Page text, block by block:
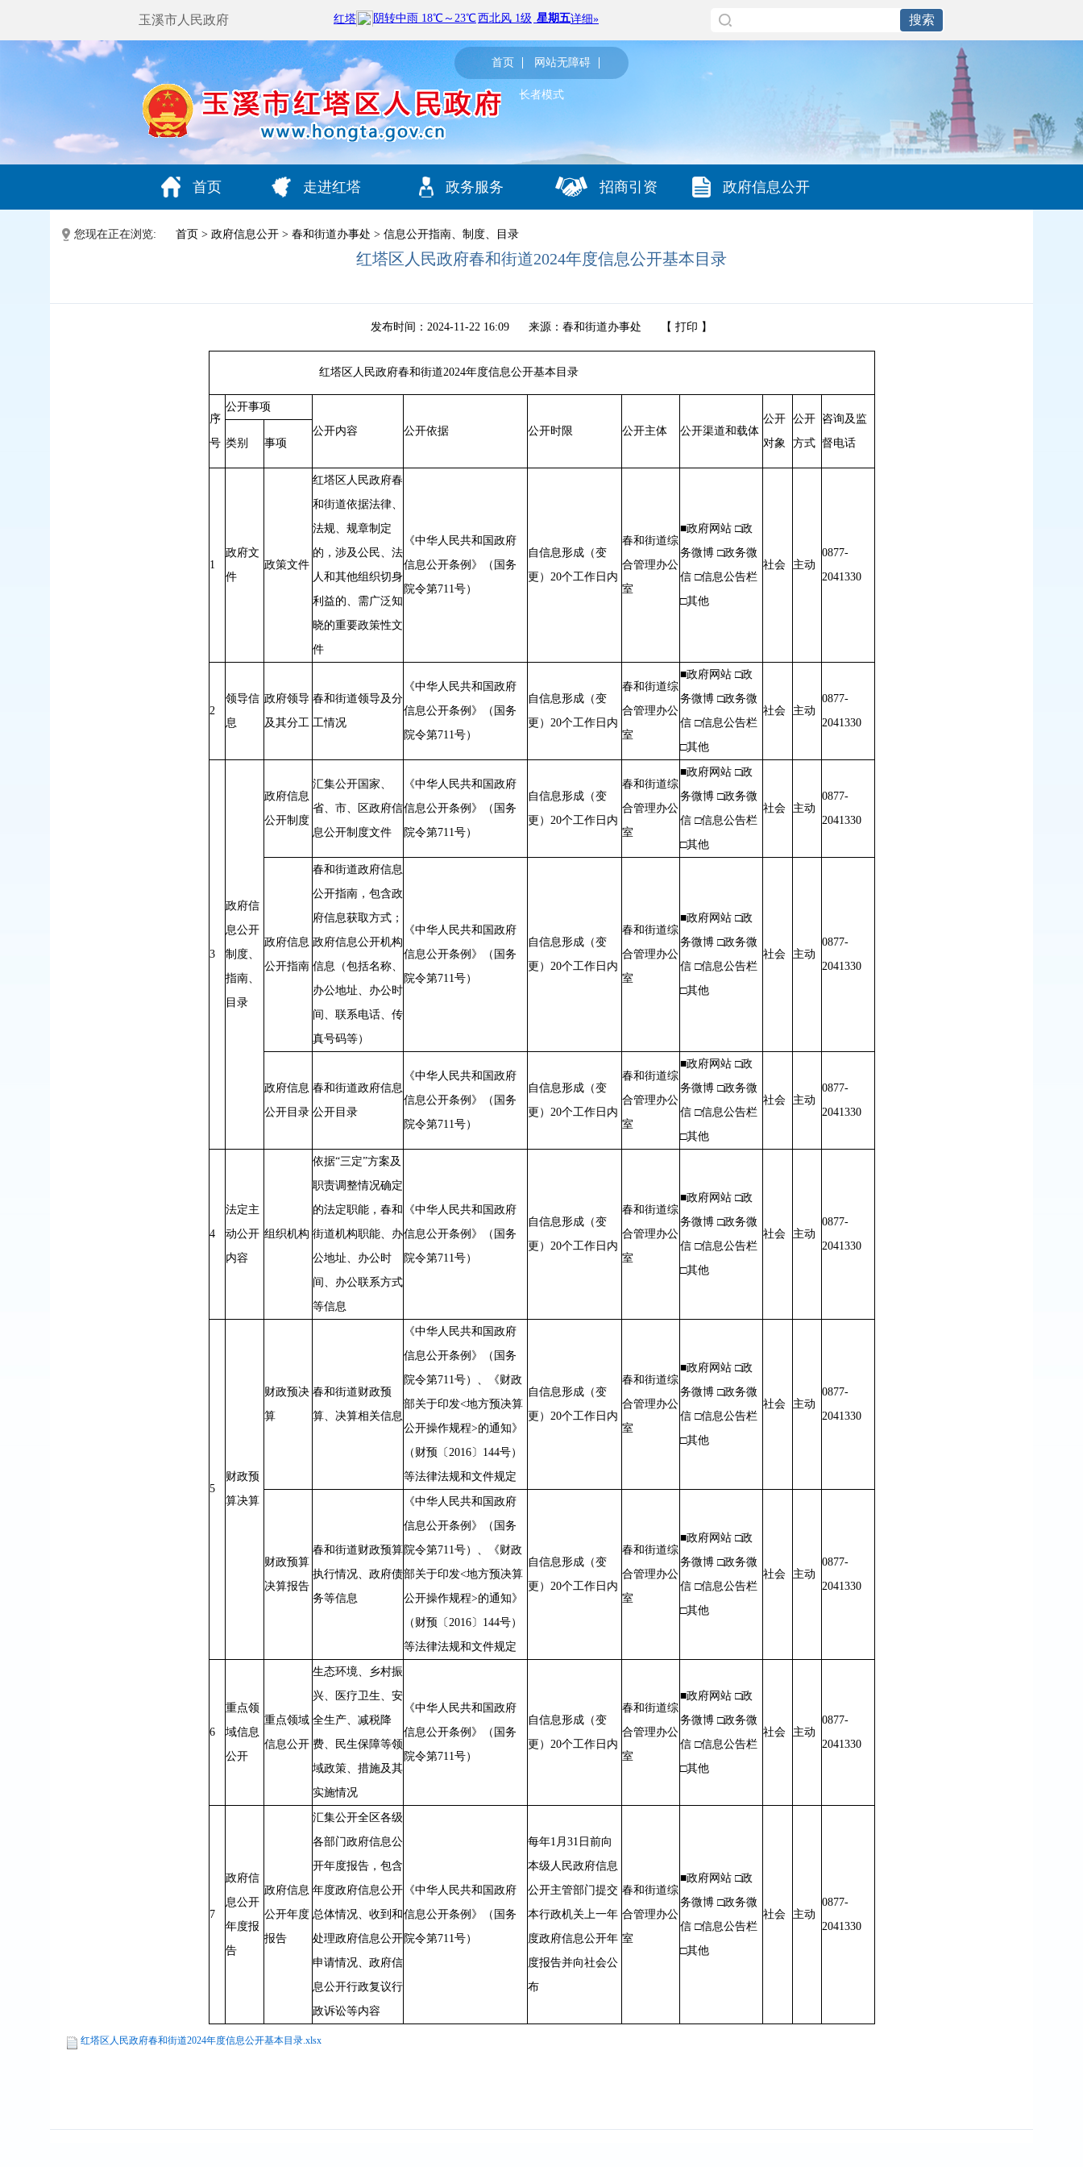
玉溪市人民政府
首页 网站无障碍
长者模式
首页 走进红塔 政务服务 招商引资 政府信息公开
您现在正在浏览: 首页 > 政府信息公开 > 春和街道办事处 > 信息公开指南、制度、目录
红塔区人民政府春和街道2024年度信息公开基本目录
发布时间：2024-11-22 16:09 来源：春和街道办事处 【 打印 】
红塔区人民政府春和街道2024年度信息公开基本目录
序
号
公开事项
公开内容
公开依据 公开时限 公开主体 公开渠道和载体
公开
对象
公开
方式
咨询及监
督电话
类别 事项
1
政府文
件
政策文件
红塔区人民政府春
和街道依据法律、
法规、规章制定
的，涉及公民、法
人和其他组织切身
利益的、需广泛知
晓的重要政策性文
件
《中华人民共和国政府
信息公开条例》（国务
院令第711号）
自信息形成（变
更）20个工作日内
春和街道综
合管理办公
室
■政府网站 □政
务微博 □政务微
信 □信息公告栏
□其他
社会 主动
0877-
2041330
2
领导信
息
政府领导
及其分工
春和街道领导及分
工情况
《中华人民共和国政府
信息公开条例》（国务
院令第711号）
自信息形成（变
更）20个工作日内
春和街道综
合管理办公
室
■政府网站 □政
务微博 □政务微
信 □信息公告栏
□其他
社会 主动
0877-
2041330
3
政府信
息公开
制度、
指南、
目录
政府信息
公开制度
汇集公开国家、
省、市、区政府信
息公开制度文件
《中华人民共和国政府
信息公开条例》（国务
院令第711号）
自信息形成（变
更）20个工作日内
春和街道综
合管理办公
室
■政府网站 □政
务微博 □政务微
信 □信息公告栏
□其他
社会 主动
0877-
2041330
政府信息
公开指南
春和街道政府信息
公开指南，包含政
府信息获取方式；
政府信息公开机构
信息（包括名称、
办公地址、办公时
间、联系电话、传
真号码等）
《中华人民共和国政府
信息公开条例》（国务
院令第711号）
自信息形成（变
更）20个工作日内
春和街道综
合管理办公
室
■政府网站 □政
务微博 □政务微
信 □信息公告栏
□其他
社会 主动
0877-
2041330
政府信息
公开目录
春和街道政府信息
公开目录
《中华人民共和国政府
信息公开条例》（国务
院令第711号）
自信息形成（变
更）20个工作日内
春和街道综
合管理办公
室
■政府网站 □政
务微博 □政务微
信 □信息公告栏
□其他
社会 主动
0877-
2041330
4
法定主
动公开
内容
组织机构
依据“三定”方案及
职责调整情况确定
的法定职能，春和
街道机构职能、办
公地址、办公时
间、办公联系方式
等信息
《中华人民共和国政府
信息公开条例》（国务
院令第711号）
自信息形成（变
更）20个工作日内
春和街道综
合管理办公
室
■政府网站 □政
务微博 □政务微
信 □信息公告栏
□其他
社会 主动
0877-
2041330
5
财政预
算决算
财政预决
算
春和街道财政预
算、决算相关信息
《中华人民共和国政府
信息公开条例》（国务
院令第711号）、《财政
部关于印发<地方预决算
公开操作规程>的通知》
（财预〔2016〕144号）
等法律法规和文件规定
自信息形成（变
更）20个工作日内
春和街道综
合管理办公
室
■政府网站 □政
务微博 □政务微
信 □信息公告栏
□其他
社会 主动
0877-
2041330
财政预算
决算报告
春和街道财政预算
执行情况、政府债
务等信息
《中华人民共和国政府
信息公开条例》（国务
院令第711号）、《财政
部关于印发<地方预决算
公开操作规程>的通知》
（财预〔2016〕144号）
等法律法规和文件规定
自信息形成（变
更）20个工作日内
春和街道综
合管理办公
室
■政府网站 □政
务微博 □政务微
信 □信息公告栏
□其他
社会 主动
0877-
2041330
6
重点领
域信息
公开
重点领域
信息公开
生态环境、乡村振
兴、医疗卫生、安
全生产、减税降
费、民生保障等领
域政策、措施及其
实施情况
《中华人民共和国政府
信息公开条例》（国务
院令第711号）
自信息形成（变
更）20个工作日内
春和街道综
合管理办公
室
■政府网站 □政
务微博 □政务微
信 □信息公告栏
□其他
社会 主动
0877-
2041330
7
政府信
息公开
年度报
告
政府信息
公开年度
报告
汇集公开全区各级
各部门政府信息公
开年度报告，包含
年度政府信息公开
总体情况、收到和
处理政府信息公开
申请情况、政府信
息公开行政复议行
政诉讼等内容
《中华人民共和国政府
信息公开条例》（国务
院令第711号）
每年1月31日前向
本级人民政府信息
公开主管部门提交
本行政机关上一年
度政府信息公开年
度报告并向社会公
布
春和街道综
合管理办公
室
■政府网站 □政
务微博 □政务微
信 □信息公告栏
□其他
社会 主动
0877-
2041330
红塔区人民政府春和街道2024年度信息公开基本目录.xlsx